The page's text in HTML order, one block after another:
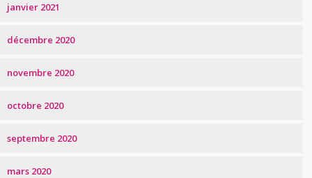
janvier 2021
décembre 2020
novembre 2020
octobre 2020
septembre 2020
mars 2020